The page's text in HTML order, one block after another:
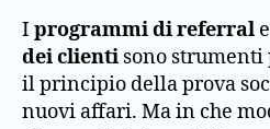
I programmi di referral
dei clienti sono
il principio della prova
nuovi affari. Ma in che